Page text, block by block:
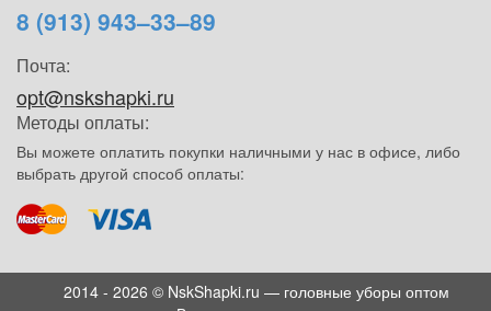
8 (913) 943–33–89
Почта:
opt@nskshapki.ru
Методы оплаты:
Вы можете оплатить покупки наличными у нас в офисе, либо
выбрать другой способ оплаты:
2014 - 2026 © NskShapki.ru — головные уборы оптом